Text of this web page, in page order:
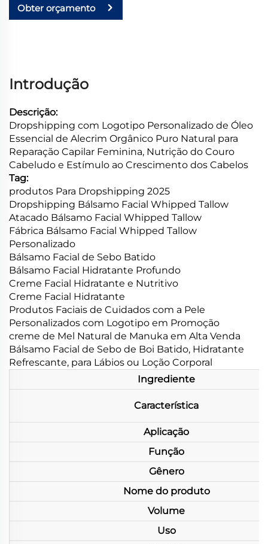
Obter orçamento
Introdução
Descrição:
Dropshipping com Logotipo Personalizado de Óleo
Essencial de Alecrim Orgânico Puro Natural para
Reparação Capilar Feminina, Nutrição do Couro
Cabeludo e Estímulo ao Crescimento dos Cabelos
Tag:
produtos Para Dropshipping 2025
Dropshipping Bálsamo Facial Whipped Tallow
Atacado Bálsamo Facial Whipped Tallow
Fábrica Bálsamo Facial Whipped Tallow
Personalizado
Bálsamo Facial de Sebo Batido
Bálsamo Facial Hidratante Profundo
Creme Facial Hidratante e Nutritivo
Creme Facial Hidratante
Produtos Faciais de Cuidados com a Pele
Personalizados com Logotipo em Promoção
creme de Mel Natural de Manuka em Alta Venda
Bálsamo Facial de Sebo de Boi Batido, Hidratante
Refrescante, para Lábios ou Loção Corporal
Ingrediente
Característica
Aplicação
Função
Gênero
Nome do produto
Volume
Uso